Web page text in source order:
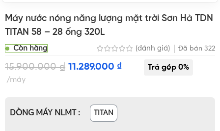
Máy nước nóng năng lượng mặt trời Sơn Hà TDN
TITAN 58 – 28 ống 320L
Còn hàng (đánh giá) Đã bán 322
15.900.000₫ 11.289.000 ₫
máy
DÒNG MÁY NLMT TITAN